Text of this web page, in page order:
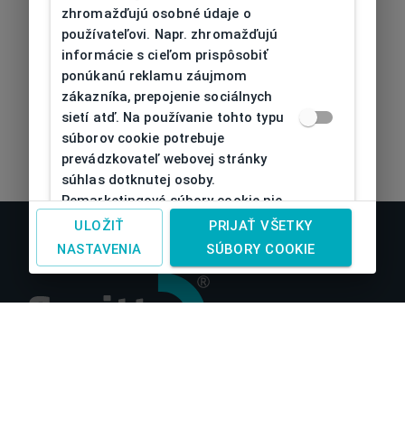
zhromažďujú osobné údaje o
používateľovi. Napr. zhromažďujú
informácie s cieľom prispôsobiť
ponúkanú reklamu záujmom
zákazníka, prepojenie sociálnych
sietí atď. Na používanie tohto typu
súborov cookie potrebuje
prevádzkovateľ webovej stránky
súhlas dotknutej osoby.
Remarketingové súbory cookie nie
je možné bez takéhoto súhlasu
používať
ULOŽIŤ
NASTAVENIA
PRIJAŤ VŠETKY
SÚBORY COOKIE